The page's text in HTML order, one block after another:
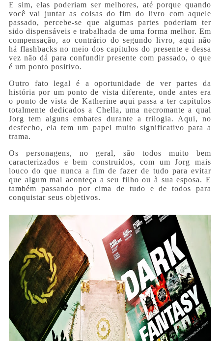
E sim, elas poderiam ser melhores, até porque quando
você vai juntar as coisas do fim do livro com aquele
passado, percebe-se que algumas partes poderiam ter
sido dispensáveis e trabalhada de uma forma melhor. Em
compensação, ao contrário do segundo livro, aqui não
há flashbacks no meio dos capítulos do presente e dessa
vez não dá para confundir presente com passado, o que
é um ponto positivo.
Outro fato legal é a oportunidade de ver partes da
história por um ponto de vista diferente, onde antes era
o ponto de vista de Katherine aqui passa a ter capítulos
totalmente dedicados a Chella, uma necromante a qual
Jorg tem alguns embates durante a trilogia. Aqui, no
desfecho, ela tem um papel muito significativo para a
trama.
Os personagens, no geral, são todos muito bem
caracterizados e bem construídos, com um Jorg mais
louco do que nunca a fim de fazer de tudo para evitar
que algum mal aconteça a seu filho ou à sua esposa. E
também passando por cima de tudo e de todos para
conquistar seus objetivos.